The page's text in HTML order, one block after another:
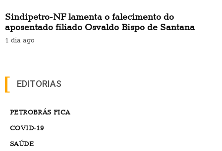
Sindipetro-NF lamenta o falecimento do
aposentado filiado Osvaldo Bispo de Santana
1 dia ago
EDITORIAS
PETROBRÁS FICA
COVID-19
SAÚDE